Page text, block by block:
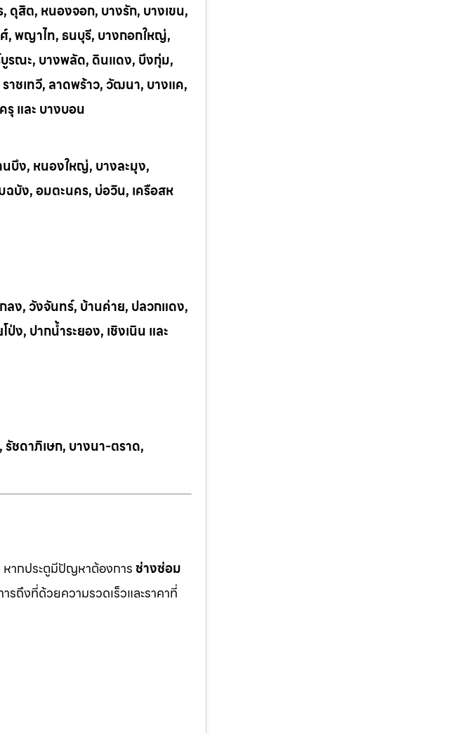
ดุสิต, หนองจอก, บางรัก, บางเขน,
, พญาไท, ธนบุรี, บางกอกใหญ่,
รณะ, บางพลัด, ดินแดง, บึงกุ่ม,
าชเทวี, ลาดพร้าว, วัฒนา, บางแค,
และ บางบอน
นบึง, หนองใหญ่, บางละมุง,
บัง, อมตะนคร, บ่อวิน, เครือสห
ลง, วังจันทร์, บ้านค่าย, ปลวกแดง,
ป่ง, ปากน้ำระยอง, เชิงเนิน และ
รัชดาภิเษก, บางนา-ตราด,
หากประตูมีปัญหาต้องการ ช่างซ่อม
ารถึงที่ด้วยความรวดเร็วและราคาที่